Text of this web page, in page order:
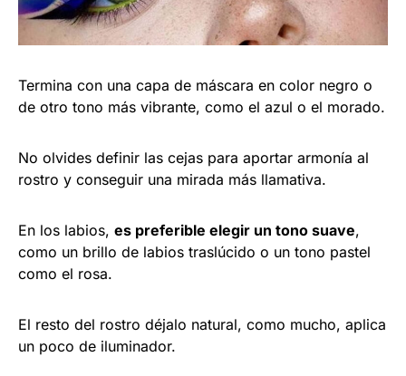
Termina con una capa de máscara en color negro o
de otro tono más vibrante, como el azul o el morado.
No olvides definir las cejas para aportar armonía al
rostro y conseguir una mirada más llamativa.
En los labios, es preferible elegir un tono suave,
como un brillo de labios traslúcido o un tono pastel
como el rosa.
El resto del rostro déjalo natural, como mucho, aplica
un poco de iluminador.